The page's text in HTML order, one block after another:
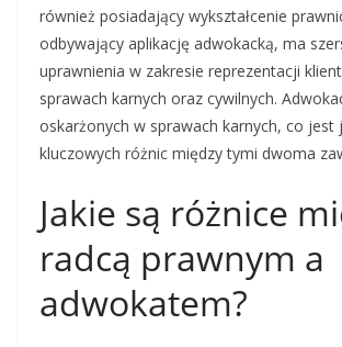
również posiadający wykształcenie
odbywający aplikację adwokacką, ma
uprawnienia w zakresie reprezentacji
sprawach karnych oraz cywilnych.
oskarżonych w sprawach karnych, co jest
kluczowych różnic między tymi dwoma
Jakie są różnice
radcą prawnym a
adwokatem?